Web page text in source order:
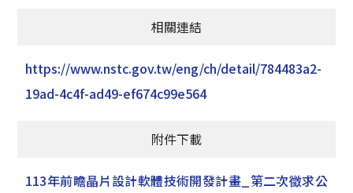
相關連結
https://www.nstc.gov.tw/eng/ch/detail/784483a2-
19ad-4c4f-ad49-ef674c99e564
附件下載
113年前瞻晶片設計軟體技術開發計畫_第二次徵求公